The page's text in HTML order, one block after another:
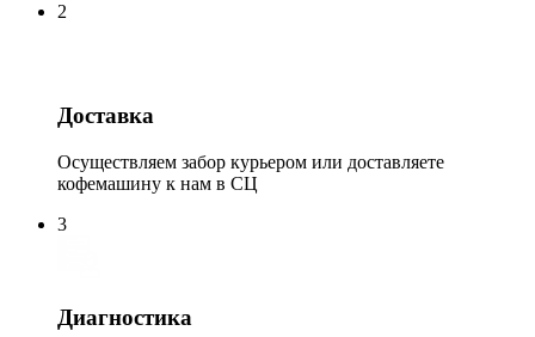
2
Доставка
Осуществляем забор курьером или доставляете
кофемашину к нам в СЦ
3
Диагностика